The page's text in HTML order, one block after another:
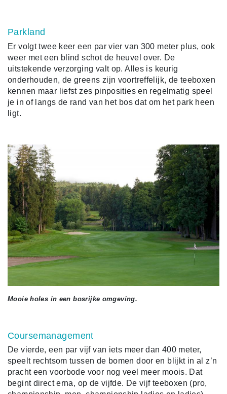
Parkland
Er volgt twee keer een par vier van 300 meter plus, ook
weer met een blind schot de heuvel over. De
uitstekende verzorging valt op. Alles is keurig
onderhouden, de greens zijn voortreffelijk, de teeboxen
kennen maar liefst zes pinposities en regelmatig speel
je in of langs de rand van het bos dat om het park heen
ligt.
Mooie holes in een bosrijke omgeving.
Coursemanagement
De vierde, een par vijf van iets meer dan 400 meter,
speelt rechtsom tussen de bomen door en blijkt in al z’n
pracht een voorbode voor nog veel meer moois. Dat
begint direct erna, op de vijfde. De vijf teeboxen (pro,